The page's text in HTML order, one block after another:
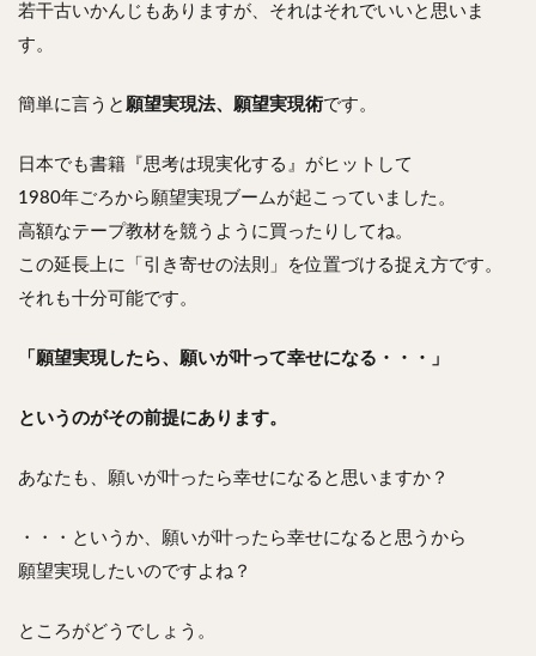
若干古いかんじもありますが、それはそれでいいと思いま
す。
簡単に言うと 願望実現法、願望実現術です。
日本でも書籍『思考は現実化する』がヒットして
1980年ごろから願望実現ブームが起こっていました。
高額なテープ教材を競うように買ったりしてね。
この延長上に「引き寄せの法則」を位置づける捉え方です。
それも十分可能です。
「願望実現したら、願いが叶って幸せになる・・・」
というのがその前提にあります。
あなたも、願いが叶ったら幸せになると思いますか？
・・・というか、願いが叶ったら幸せになると思うから
願望実現したいのですよね？
ところがどうでしょう。